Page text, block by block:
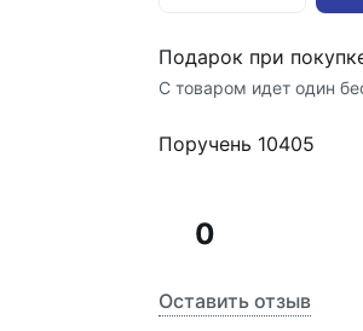
Подарок при
С товаром идет один
Поручень 10405
0
Оставить отзыв